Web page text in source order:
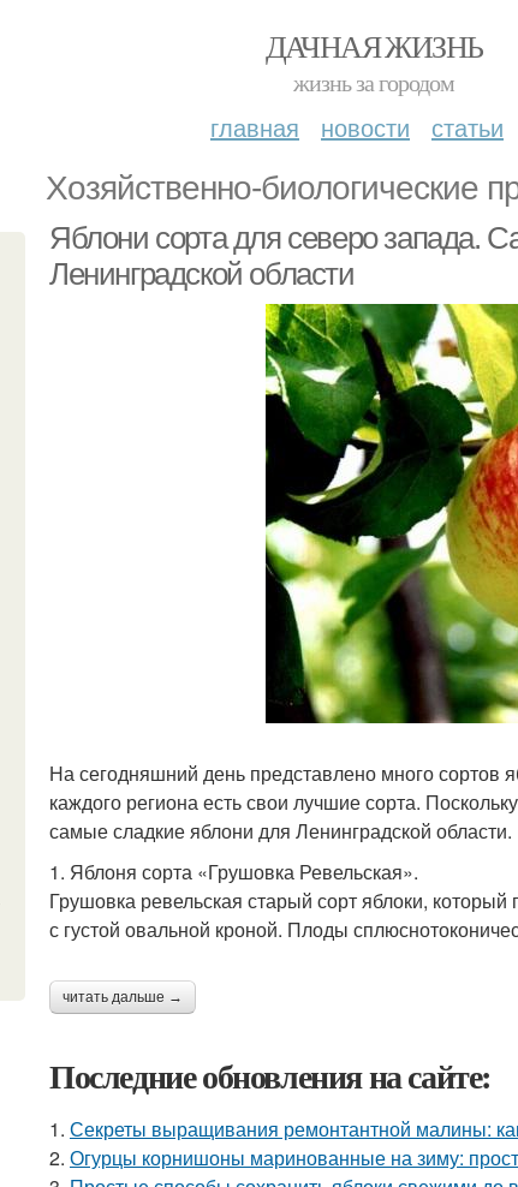
ДАЧНАЯ ЖИЗНЬ
жизнь за городом
главная новости статьи
Хозяйственно-биологические
Яблони сорта для северо запада.
Ленинградской области
На сегодняшний день представлено много сортов
каждого региона есть свои лучшие сорта.
самые сладкие яблони для Ленинградской области.
1. Яблоня сорта «Грушовка Ревельская».
Грушовка ревельская старый сорт яблоки,
с густой овальной кроной. Плоды
читать дальше →
Последние обновления на сайте:
1. Секреты выращивания ремонтантной малины:
2. Огурцы корнишоны маринованные на зиму: